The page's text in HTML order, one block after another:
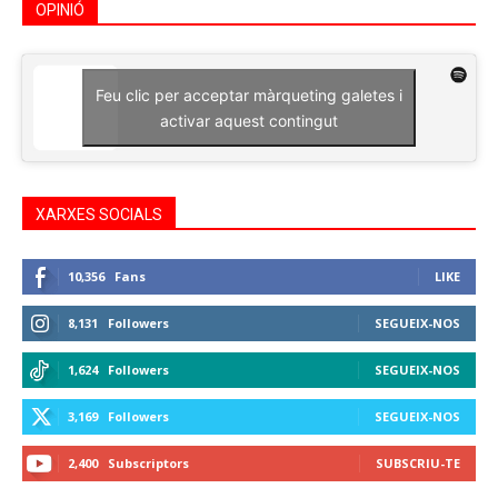
OPINIÓ
Feu clic per acceptar màrqueting galetes i
activar aquest contingut
XARXES SOCIALS
10,356 Fans LIKE
8,131 Followers SEGUEIX-NOS
1,624 Followers SEGUEIX-NOS
3,169 Followers SEGUEIX-NOS
2,400 Subscriptors SUBSCRIU-TE